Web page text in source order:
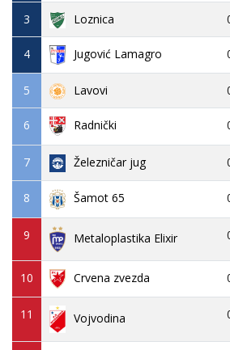
3 Loznica
4 Jugović Lamagro
5 Lavovi
6 Radnički
7 Železničar jug
8 Šamot 65
9 Metaloplastika Elixir
10 Crvena zvezda
11 Vojvodina